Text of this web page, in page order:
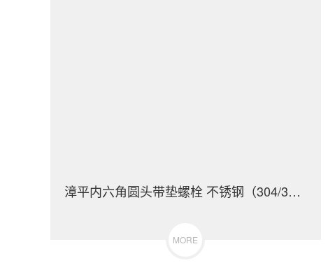
漳平内六角圆头带垫螺栓 不锈钢（304/316）碳钢 合金钢
MORE